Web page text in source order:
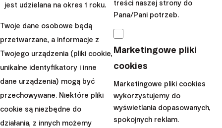
Rozważ także zmianę operatora sieci komórkowej lub
banku, jeżeli oferta Twojego obecnego jest mniej
korzystna niż konkurencji. Pomyśl, czy nie mógłbyś
zaoszczędzić, kupując niektóre z najczęściej
nabywanych przez Ciebie produktów w pakiecie. Upewnij
się również, że nie przepłacasz, gdy chodzi o najdroższe
pozycje w Twoim budżecie. Czy cena, którą płacisz za
wynajem odpowiada cenom rynkowym? A może jako
singiel właściwie nie potrzebujesz tak przestronnego
jest udzielana na okres 1 roku.
Twoje dane osobowe będą
przetwarzane, a informacje z
Twojego urządzenia (pliki cookie,
unikalne identyfikatory i inne
dane urządzenia) mogą być
przechowywane. Niektóre pliki
cookie są niezbędne do
działania, z innych możemy
treści naszej strony do
Pana/Pani potrzeb.
Marketingowe pliki
cookies
Marketingowe pliki cookies
wykorzystujemy do
wyświetlania dopasowanych,
spokojnych reklam.